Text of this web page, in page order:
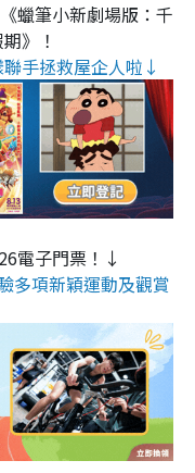
蠟筆小新劇場版：千
》！
手拯救屋企人啦↓
電子門票！↓
多項新穎運動及觀賞